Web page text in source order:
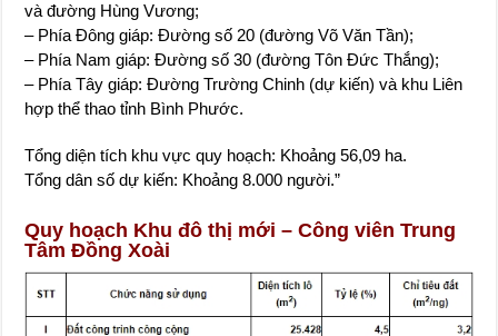
và đường Hùng Vương;
– Phía Đông giáp: Đường số 20 (đường Võ Văn Tần);
– Phía Nam giáp: Đường số 30 (đường Tôn Đức Thắng);
– Phía Tây giáp: Đường Trường Chinh (dự kiến) và khu Liên
hợp thể thao tỉnh Bình Phước.
Tổng diện tích khu vực quy hoạch: Khoảng 56,09 ha.
Tổng dân số dự kiến: Khoảng 8.000 người.”
Quy hoạch Khu đô thị mới – Công viên Trung
Tâm Đồng Xoài